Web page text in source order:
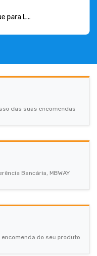
para L...
das suas encomendas
Bancária, MBWAY
do seu produto